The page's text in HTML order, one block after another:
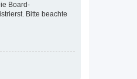
Board-
Bitte beachte